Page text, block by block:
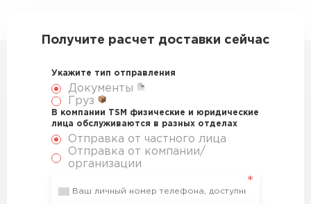
Получите расчет доставки сейчас
Укажите тип отправления
Документы
Груз
В компании TSM физические и юридические
лица обслуживаются в разных отделах
Отправка от частного лица
Отправка от компании/
организации